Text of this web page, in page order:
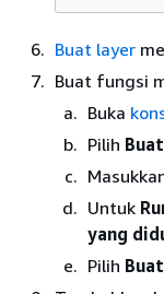
Buat layer
Buat fungsi
Buka
Pilih
Untuk
yang
Pilih